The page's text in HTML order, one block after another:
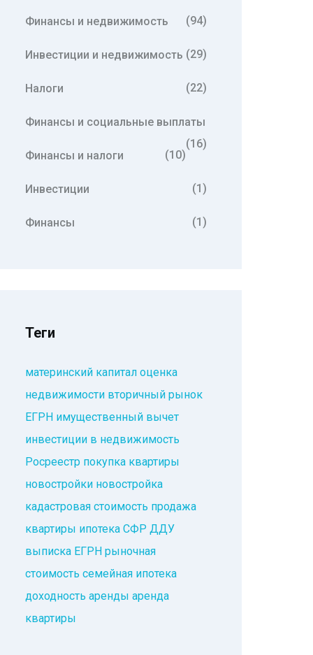
Финансы и недвижимость (94)
Инвестиции и недвижимость (29)
Налоги (22)
Финансы и социальные выплаты
(16)
Финансы и налоги
(10)
Инвестиции (1)
Финансы (1)
Теги
материнский капитал оценка
недвижимости вторичный рынок
ЕГРН имущественный вычет
инвестиции в недвижимость
Росреестр покупка квартиры
новостройки новостройка
кадастровая стоимость продажа
квартиры ипотека СФР ДДУ
выписка ЕГРН рыночная
стоимость семейная ипотека
доходность аренды аренда
квартиры